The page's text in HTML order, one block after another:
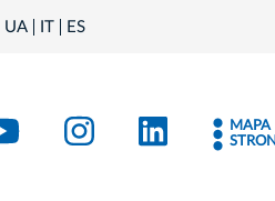
UA IT ES
- X
Kraków -Kraków -
MAPA